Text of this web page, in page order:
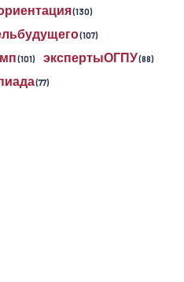
(130)
(107)
(101) экспертыОГПУ(88)
(77)